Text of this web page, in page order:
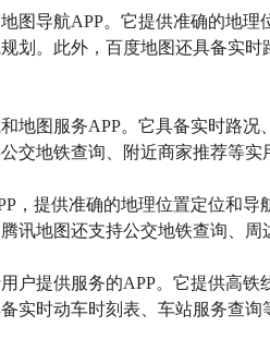
图导航APP。它提供准确的地
划。此外，百度地图还具备实
地图服务APP。它具备实时路
交地铁查询、附近商家推荐等实
，提供准确的地理位置定位和
讯地图还支持公交地铁查询、周
户提供服务的APP。它提供高
实时动车时刻表、车站服务查询